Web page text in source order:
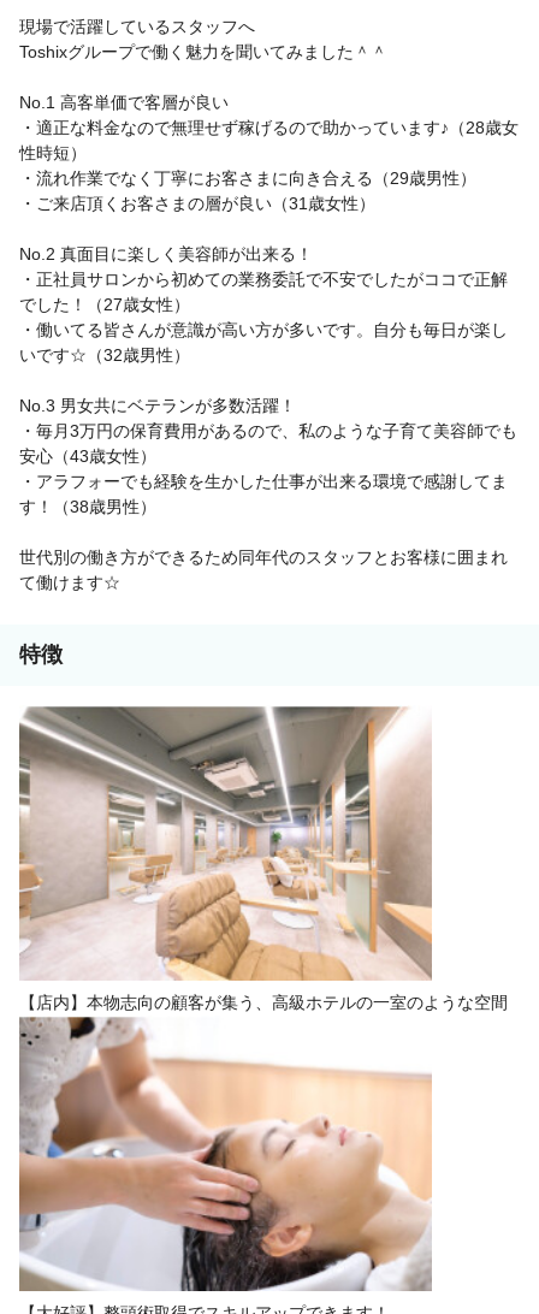
現場で活躍しているスタッフへ
Toshixグループで働く魅力を聞いてみました＾＾
No.1 高客単価で客層が良い
・適正な料金なので無理せず稼げるので助かっています♪（28歳女
性時短）
・流れ作業でなく丁寧にお客さまに向き合える（29歳男性）
・ご来店頂くお客さまの層が良い（31歳女性）
No.2 真面目に楽しく美容師が出来る！
・正社員サロンから初めての業務委託で不安でしたがココで正解
でした！（27歳女性）
・働いてる皆さんが意識が高い方が多いです。自分も毎日が楽し
いです☆（32歳男性）
No.3 男女共にベテランが多数活躍！
・毎月3万円の保育費用があるので、私のような子育て美容師でも
安心（43歳女性）
・アラフォーでも経験を生かした仕事が出来る環境で感謝してま
す！（38歳男性）
世代別の働き方ができるため同年代のスタッフとお客様に囲まれ
て働けます☆
特徴
【店内】本物志向の顧客が集う、高級ホテルの一室のような空間